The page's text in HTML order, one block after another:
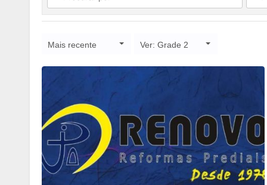
Mais recente Ver: Grade 2